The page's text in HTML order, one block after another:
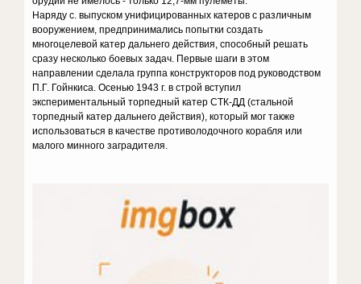
Наряду с. выпуском унифицированных катеров с различным
вооружением, предпринимались попытки создать
многоцелевой катер дальнего действия, способный решать
сразу несколько боевых задач. Первые шаги в этом
направлении сделала группа конструкторов под руководством
П.Г. Гойнкиса. Осенью 1943 г. в строй вступил
экспериментальный торпедный катер СТК-ДД (стальной
торпедный катер дальнего действия), который мог также
использоваться в качестве противолодочного корабля или
малого минного заградителя.